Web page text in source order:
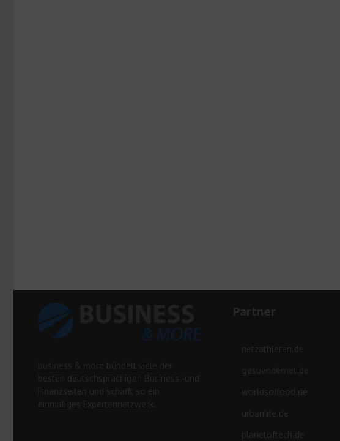
business & more bündelt viele der
besten deutschsprachigen Business -und
Finanzseiten und schafft so ein
einmaliges Expertennetzwerk.
Partner
netzathleten.de
gesuendernet.de
worldsoffood.de
urbanlife.de
planetoftech.de